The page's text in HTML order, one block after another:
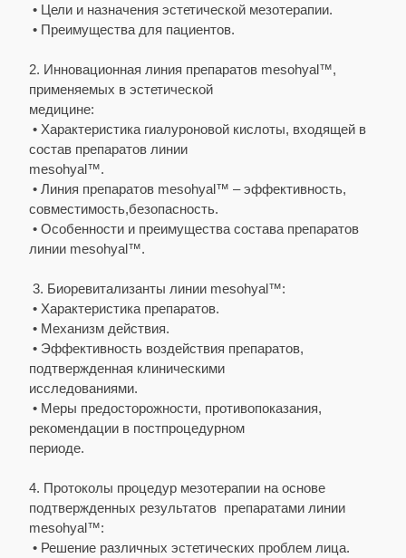
• Цели и назначения эстетической мезотерапии.
• Преимущества для пациентов.
2. Инновационная линия препаратов mesohyal™,
применяемых в эстетической
медицине:
• Характеристика гиалуроновой кислоты, входящей в
состав препаратов линии
mesohyal™.
• Линия препаратов mesohyal™ – эффективность,
совместимость,безопасность.
• Особенности и преимущества состава препаратов
линии mesohyal™.
3. Биоревитализанты линии mesohyal™:
• Характеристика препаратов.
• Механизм действия.
• Эффективность воздействия препаратов,
подтвержденная клиническими
исследованиями.
• Меры предосторожности, противопоказания,
рекомендации в постпроцедурном
периоде.
4. Протоколы процедур мезотерапии на основе
подтвержденных результатов препаратами линии
mesohyal™:
• Решение различных эстетических проблем лица.